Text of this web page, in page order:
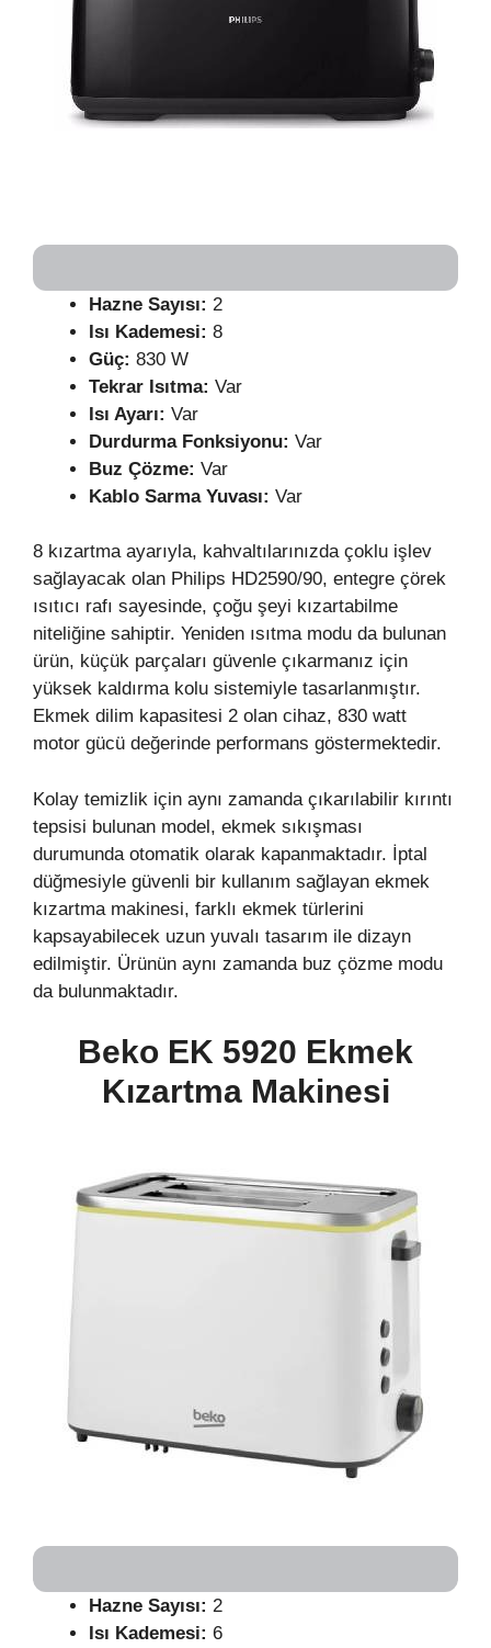
Hazne Sayısı: 2
Isı Kademesi: 8
Güç: 830 W
Tekrar Isıtma: Var
Isı Ayarı: Var
Durdurma Fonksiyonu: Var
Buz Çözme: Var
Kablo Sarma Yuvası: Var
8 kızartma ayarıyla, kahvaltılarınızda çoklu işlev
sağlayacak olan Philips HD2590/90, entegre çörek
ısıtıcı rafı sayesinde, çoğu şeyi kızartabilme
niteliğine sahiptir. Yeniden ısıtma modu da bulunan
ürün, küçük parçaları güvenle çıkarmanız için
yüksek kaldırma kolu sistemiyle tasarlanmıştır.
Ekmek dilim kapasitesi 2 olan cihaz, 830 watt
motor gücü değerinde performans göstermektedir.
Kolay temizlik için aynı zamanda çıkarılabilir kırıntı
tepsisi bulunan model, ekmek sıkışması
durumunda otomatik olarak kapanmaktadır. İptal
düğmesiyle güvenli bir kullanım sağlayan ekmek
kızartma makinesi, farklı ekmek türlerini
kapsayabilecek uzun yuvalı tasarım ile dizayn
edilmiştir. Ürünün aynı zamanda buz çözme modu
da bulunmaktadır.
Beko EK 5920 Ekmek
Kızartma Makinesi
Hazne Sayısı: 2
Isı Kademesi: 6